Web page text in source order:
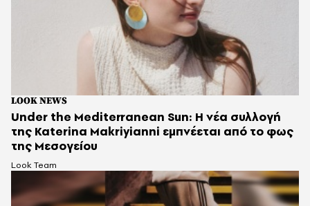
LOOK NEWS
Under the Mediterranean Sun: Η νέα συλλογή
της Katerina Makriyianni εμπνέεται από το φως
της Μεσογείου
Look Team